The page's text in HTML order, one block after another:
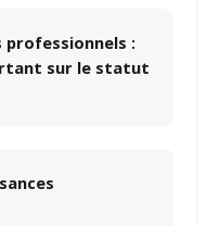
professionnels :
sur le statut